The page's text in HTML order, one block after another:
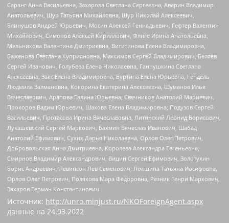
Саранг Анна Васильевна, Захарова Светлана Сергеевна, Аверин Владимир
Анатольевич, Щур Татьяна Михайловна, Щур Николай Алексеевич,
Блинушов Андрей Юрьевич, Мосин Алексей Геннадьевич, Гефтер Валентин
Михайлович, Симонов Алексей Кириллович, Флиге Ирина Анатольевна,
Мельникова Валентина Дмитриевна, Вититинова Елена Владимировна,
Баженова Светлана Куприяновна, Максимов Сергей Владимирович, Беляев
Сергей Иванович, Голубева Елена Николаевна, Ганнушкина Светлана
Алексеевна, Закс Елена Владимировна, Буртина Елена Юрьевна, Гендель
Людмила Залмановна, Кокорина Екатерина Алексеевна, Шуманов Илья
Вячеславович, Арапова Галина Юрьевна, Свечников Анатолий Мариевич,
Прохоров Вадим Юрьевич, Шахова Елена Владимировна, Подузов Сергей
Васильевич, Протасова Ирина Вячеславовна, Литинский Леонид Борисович,
Лукашевский Сергей Маркович, Бахмин Вячеслав Иванович, Шабад
Анатолий Ефимович, Сухих Дарья Николаевна, Орлов Олег Петрович,
Добровольская Анна Дмитриевна, Королева Александра Евгеньевна,
Смирнов Владимир Александрович, Вицин Сергей Ефимович, Золотухин
Борис Андреевич, Левинсон Лев Семенович, Локшина Татьяна Иосифовна,
Орлов Олег Петрович, Полякова Мара Федоровна, Резник Генри Маркович,
Захаров Герман Константинович
Источник: http://unro.minjust.ru/NKOForeignAgent.aspx
данные на 24.03.2022